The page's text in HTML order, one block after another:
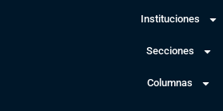
Instituciones
Secciones
Columnas